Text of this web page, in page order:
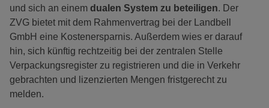
und sich an einem dualen System zu beteiligen. Der
ZVG bietet mit dem Rahmenvertrag bei der Landbell
GmbH eine Kostenersparnis. Außerdem wies er darauf
hin, sich künftig rechtzeitig bei der zentralen Stelle
Verpackungsregister zu registrieren und die in Verkehr
gebrachten und lizenzierten Mengen fristgerecht zu
melden.